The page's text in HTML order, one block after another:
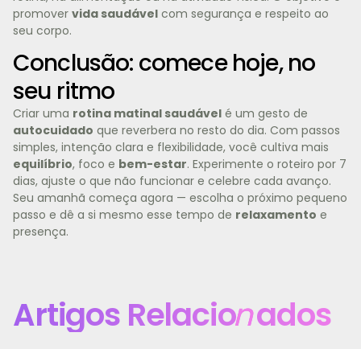
promover vida saudável com segurança e respeito ao
seu corpo.
Conclusão: comece hoje, no
seu ritmo
Criar uma rotina matinal saudável é um gesto de
autocuidado que reverbera no resto do dia. Com passos
simples, intenção clara e flexibilidade, você cultiva mais
equilíbrio, foco e bem-estar. Experimente o roteiro por 7
dias, ajuste o que não funcionar e celebre cada avanço.
Seu amanhã começa agora — escolha o próximo pequeno
passo e dê a si mesmo esse tempo de relaxamento e
presença.
Artigos Relacionados